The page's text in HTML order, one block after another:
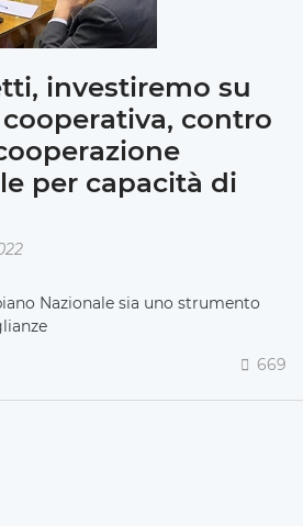
investiremo su
contro
per capacità di
Nazionale sia uno strumento
669